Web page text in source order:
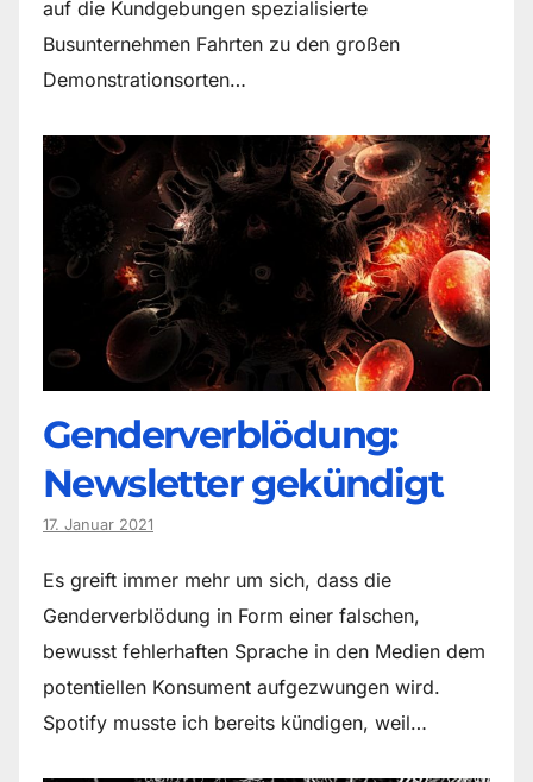
auf die Kundgebungen spezialisierte
Busunternehmen Fahrten zu den großen
Demonstrationsorten…
Genderverblödung:
Newsletter gekündigt
17. Januar 2021
Es greift immer mehr um sich, dass die
Genderverblödung in Form einer falschen,
bewusst fehlerhaften Sprache in den Medien dem
potentiellen Konsument aufgezwungen wird.
Spotify musste ich bereits kündigen, weil…